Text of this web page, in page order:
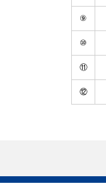
⑨
⑩
⑪
⑫